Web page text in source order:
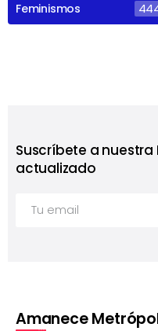
Feminismos
Suscríbete a
actualizado
Amanece